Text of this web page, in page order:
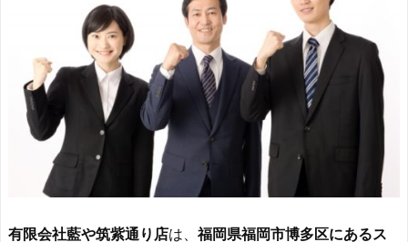
有限会社藍や筑紫通り店は、 福岡県福岡市博多区にあるス